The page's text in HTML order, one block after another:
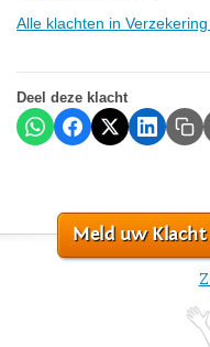
Alle klachten in
Deel deze klacht
Meld uw